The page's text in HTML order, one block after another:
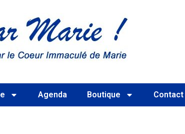
Agenda Boutique Contact